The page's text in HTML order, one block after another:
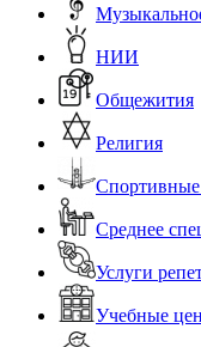
НИИ
Общежития
Религия
Среднее
Услуги
Учебные